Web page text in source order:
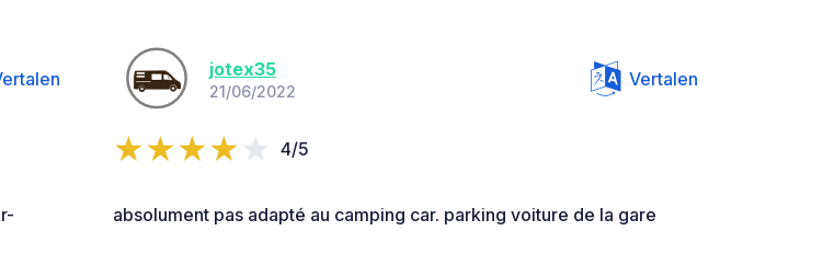
jotex35
21/06/2022
Vertalen
4/5
absolument pas adapté au camping car. parking voiture de la gare